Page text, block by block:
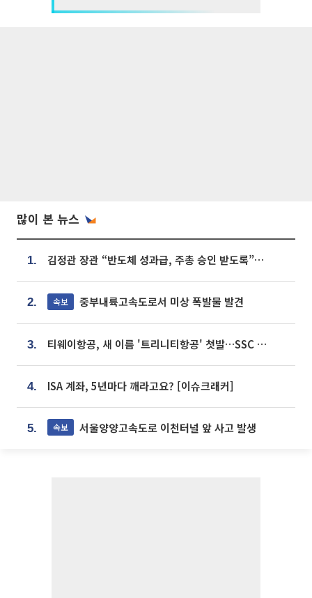
많이 본 뉴스
1. 김정관 장관 “반도체 성과급, 주총 승인 받도록”…상법·자본시장법 개정 시사
2. 속보 중부내륙고속도로서 미상 폭발물 발견
3. 티웨이항공, 새 이름 '트리니티항공' 첫발…SSC 전략 본격화
4. ISA 계좌, 5년마다 깨라고요? [이슈크래커]
5. 속보 서울양양고속도로 이천터널 앞 사고 발생